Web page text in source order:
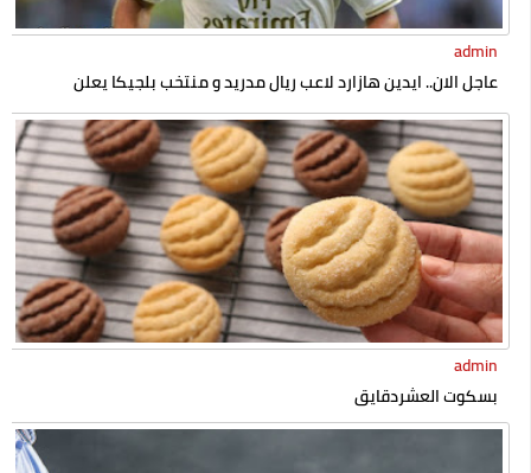
admin
عاجل الان.. ايدين هازارد لاعب ريال مدريد و منتخب بلجيكا يعلن
إسلامه رسميا
admin
بسكوت العشردقايق